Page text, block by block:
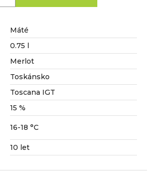
Máté
0.75 l
Merlot
Toskánsko
Toscana IGT
15 %
16-18 °C
10 let